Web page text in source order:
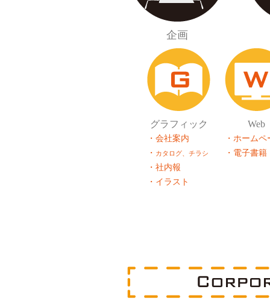
企画
グラフィック
・会社案内
・ カタログ、チラシ
・社内報
・イラスト
Web
・ホームペ
・電子書籍